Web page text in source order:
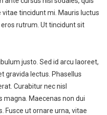
tincidunt mi. Mauris luctus
rutrum. Ut tincidunt sit
justo. Sed id arcu laoreet,
gravida lectus. Phasellus
Curabitur nec nisl
magna. Maecenas non dui
Fusce ut ornare urna, vitae